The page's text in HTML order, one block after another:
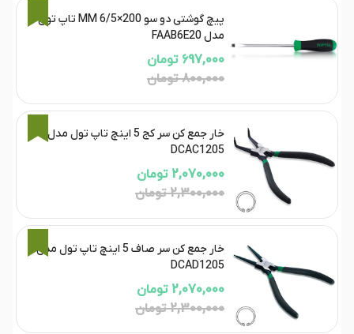
13%
پیچ گوشتی دو سو 200×6/5 MM تاپ تول
مدل FAAB6E20
697,000 تومان
800,000 تومان
10%
خار جمع کن سر کج 5 اینچ تاپ تول مدل
DCAC1205
2,070,000 تومان
2,300,000 تومان
10%
خار جمع کن سر صاف 5 اینچ تاپ تول مدل
DCAD1205
2,070,000 تومان
2,300,000 تومان